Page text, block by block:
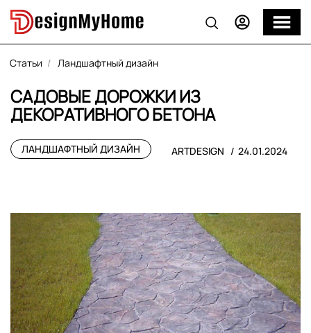
Статьи Ландшафтный дизайн
САДОВЫЕ ДОРОЖКИ ИЗ
ДЕКОРАТИВНОГО БЕТОНА
ЛАНДШАФТНЫЙ ДИЗАЙН ARTDESIGN 24.01.2024